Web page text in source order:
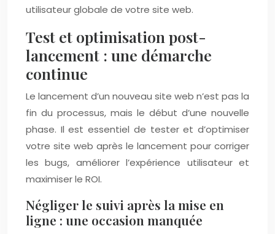
utilisateur globale de votre site web.
Test et optimisation post-
lancement : une démarche
continue
Le lancement d’un nouveau site web n’est pas la
fin du processus, mais le début d’une nouvelle
phase. Il est essentiel de tester et d’optimiser
votre site web après le lancement pour corriger
les bugs, améliorer l’expérience utilisateur et
maximiser le ROI.
Négliger le suivi après la mise en
ligne : une occasion manquée